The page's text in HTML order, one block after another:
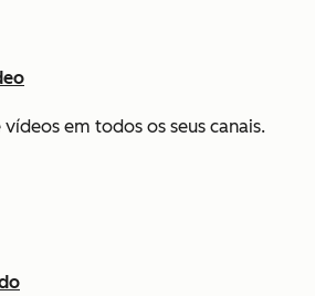
em todos os seus canais.